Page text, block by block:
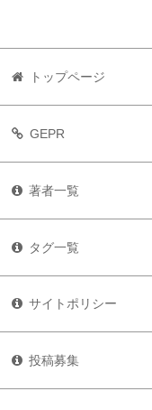
トップページ
GEPR
著者一覧
タグ一覧
サイトポリシー
投稿募集